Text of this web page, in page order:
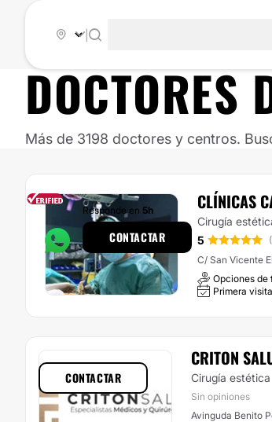
DOCTORES
Más de 3198 doctores y centros.
CLÍNICAS
Cirugía
5
C/ San Vicente
Opciones de
Primera visita
Responde en 5h
CONTACTAR
CRITON
Cirugía estética
Sin opiniones
Avinguda Benito
CONTACTAR